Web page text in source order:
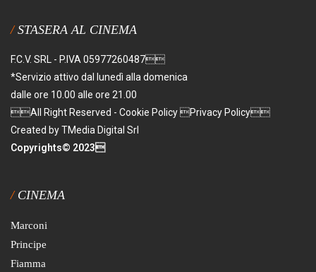
STASERA AL CINEMA
F.C.V. SRL - P.IVA 05977260487
*Servizio attivo dal lunedì alla domenica
dalle ore 10.00 alle ore 21.00
All Right Reserved - Cookie Policy Privacy Policy
Created by TMedia Digital Srl
Copyrights© 2023
CINEMA
Marconi
Principe
Fiamma